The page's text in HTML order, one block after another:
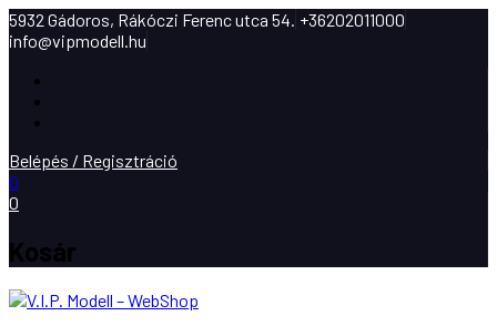
5932 Gádoros, Rákóczi Ferenc utca 54. +36202011000
info@vipmodell.hu
Belépés / Regisztráció
0
0
Kosár